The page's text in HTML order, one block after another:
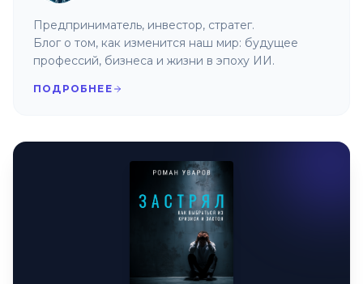
Предприниматель, инвестор, стратег.
Блог о том, как изменится наш мир: будущее
профессий, бизнеса и жизни в эпоху ИИ.
ПОДРОБНЕЕ